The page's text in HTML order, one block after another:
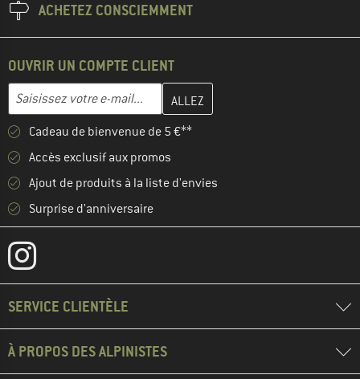
ACHETEZ CONSCIEMMENT
OUVRIR UN COMPTE CLIENT
Adresse e-mail
Entrez votre adresse e-mail ici et créez votre compte client à la
Cadeau de bienvenue de 5 €**
Accès exclusif aux promos
Ajout de produits à la liste d'envies
Surprise d'anniversaire
SERVICE CLIENTÈLE
À PROPOS DES ALPINISTES